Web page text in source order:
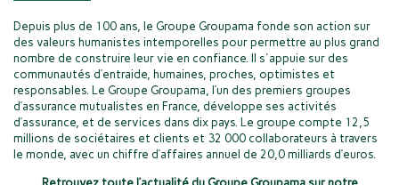
Depuis plus de 100 ans, le Groupe Groupama fonde son action sur
des valeurs humanistes intemporelles pour permettre au plus grand
nombre de construire leur vie en confiance. Il s'appuie sur des
communautés d’entraide, humaines, proches, optimistes et
responsables. Le Groupe Groupama, l’un des premiers groupes
d’assurance mutualistes en France, développe ses activités
d’assurance, et de services dans dix pays. Le groupe compte 12,5
millions de sociétaires et clients et 32 000 collaborateurs à travers
le monde, avec un chiffre d’affaires annuel de 20,0 milliards d’euros.